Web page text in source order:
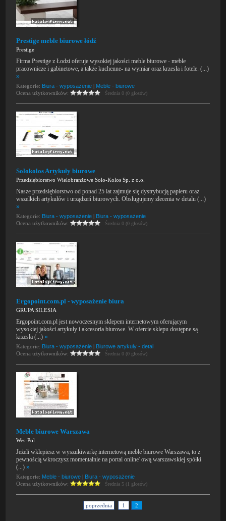
Prestige meble biurowe łódź
Prestige
Firma Prestige z Łodzi oferuje wysokiej jakości meble biurowe - meble
pracownicze i gabinetowe, a także kuchenne- na wymiar oraz krzesła i fotele. (...)
»
Kategorie: Biura - wyposażenie | Meble - biurowe
Ocena użytkowników:
Średnia 0 (0 głosów)
Solokolos Artykuły biurowe
Przedsiębiorstwo Wielobranżowe Solo-Kolos Sp. z o.o.
Nasze przedsiębiorstwo od ponad 25 lat zajmuje się dystrybucją papieru oraz
wszelkich artykułów i urządzeń biurowych. Obsługujemy zlecenia w detalu (...)
»
Kategorie: Biura - wyposażenie | Biura - wyposażenie
Ocena użytkowników:
Średnia 0 (0 głosów)
Ergopoint.com.pl - wyposażenie biura
GRUPA SILESIA
Ergopoint.com.pl jest nowoczesnym sklepem internetowym oferującym
wysokiej jakości artykuły i akcesoria biurowe. W ofercie sklepu dostępne są
krzesła (...)»
Kategorie: Biura - wyposażenie | Biurowe artykuły - detal
Ocena użytkowników:
Średnia 0 (0 głosów)
Meble biurowe Warszawa
Wes-Pol
Jeżeli wklepiesz w wyszukiwarkę internetową meble biurowe Warszawa, to z
pewnością wkroczysz momentalnie na portal online' ową warszawskiej spółki
(...)»
Kategorie: Meble - biurowe | Biura - wyposażenie
Ocena użytkowników:
Średnia 5 (1 głosów)
poprzednia 1 2